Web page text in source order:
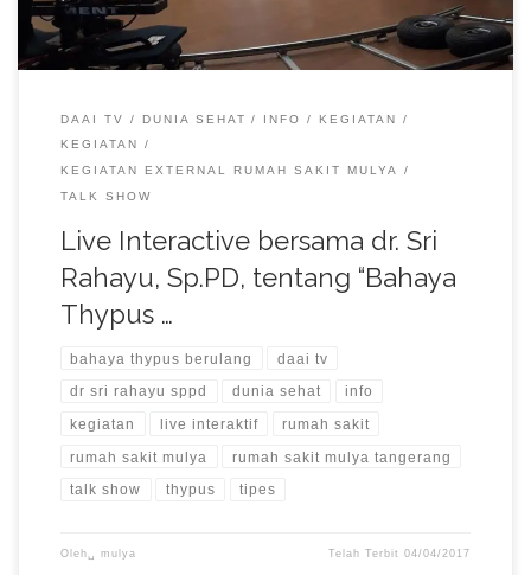
DAAI TV DUNIA SEHAT INFO
KEGIATAN
KEGIATAN
KEGIATAN EXTERNAL RUMAH SAKIT MULYA
TALK SHOW
Live Interactive bersama dr. Sri
Rahayu, Sp.PD, tentang “Bahaya
Thypus …
bahaya thypus berulang daai tv
dr sri rahayu sppd dunia sehat info
kegiatan live interaktif rumah sakit
rumah sakit mulya rumah sakit mulya tangerang
talk show thypus tipes
Oleh␣ mulya Telah Terbit04/04/2017